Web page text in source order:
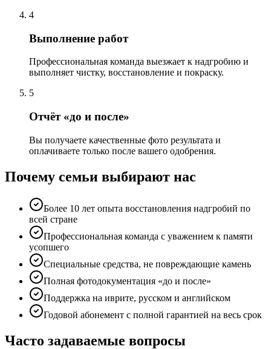
4
Выполнение работ
Профессиональная команда выезжает к надгробию и
выполняет чистку, восстановление и покраску.
5
Отчёт «до и после»
Вы получаете качественные фото результата и
оплачиваете только после вашего одобрения.
Почему семьи выбирают нас
Более 10 лет опыта восстановления надгробий по
всей стране
Профессиональная команда с уважением к памяти
усопшего
Специальные средства, не повреждающие камень
Полная фотодокументация «до и после»
Поддержка на иврите, русском и английском
Годовой абонемент с полной гарантией на весь срок
Часто задаваемые вопросы